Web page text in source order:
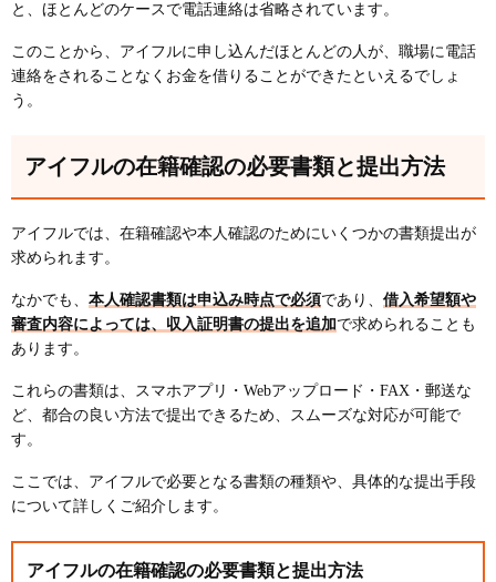
と、ほとんどのケースで電話連絡は省略されています。
このことから、アイフルに申し込んだほとんどの人が、職場に電話
連絡をされることなくお金を借りることができたといえるでしょ
う。
アイフルの在籍確認の必要書類と提出方法
アイフルでは、在籍確認や本人確認のためにいくつかの書類提出が
求められます。
なかでも、 本人確認書類は申込み時点で必須であり、 借入希望額や
審査内容によっては、収入証明書の提出を追加で求められることも
あります。
これらの書類は、スマホアプリ・Webアップロード・FAX・郵送な
ど、都合の良い方法で提出できるため、スムーズな対応が可能で
す。
ここでは、アイフルで必要となる書類の種類や、具体的な提出手段
について詳しくご紹介します。
アイフルの在籍確認の必要書類と提出方法